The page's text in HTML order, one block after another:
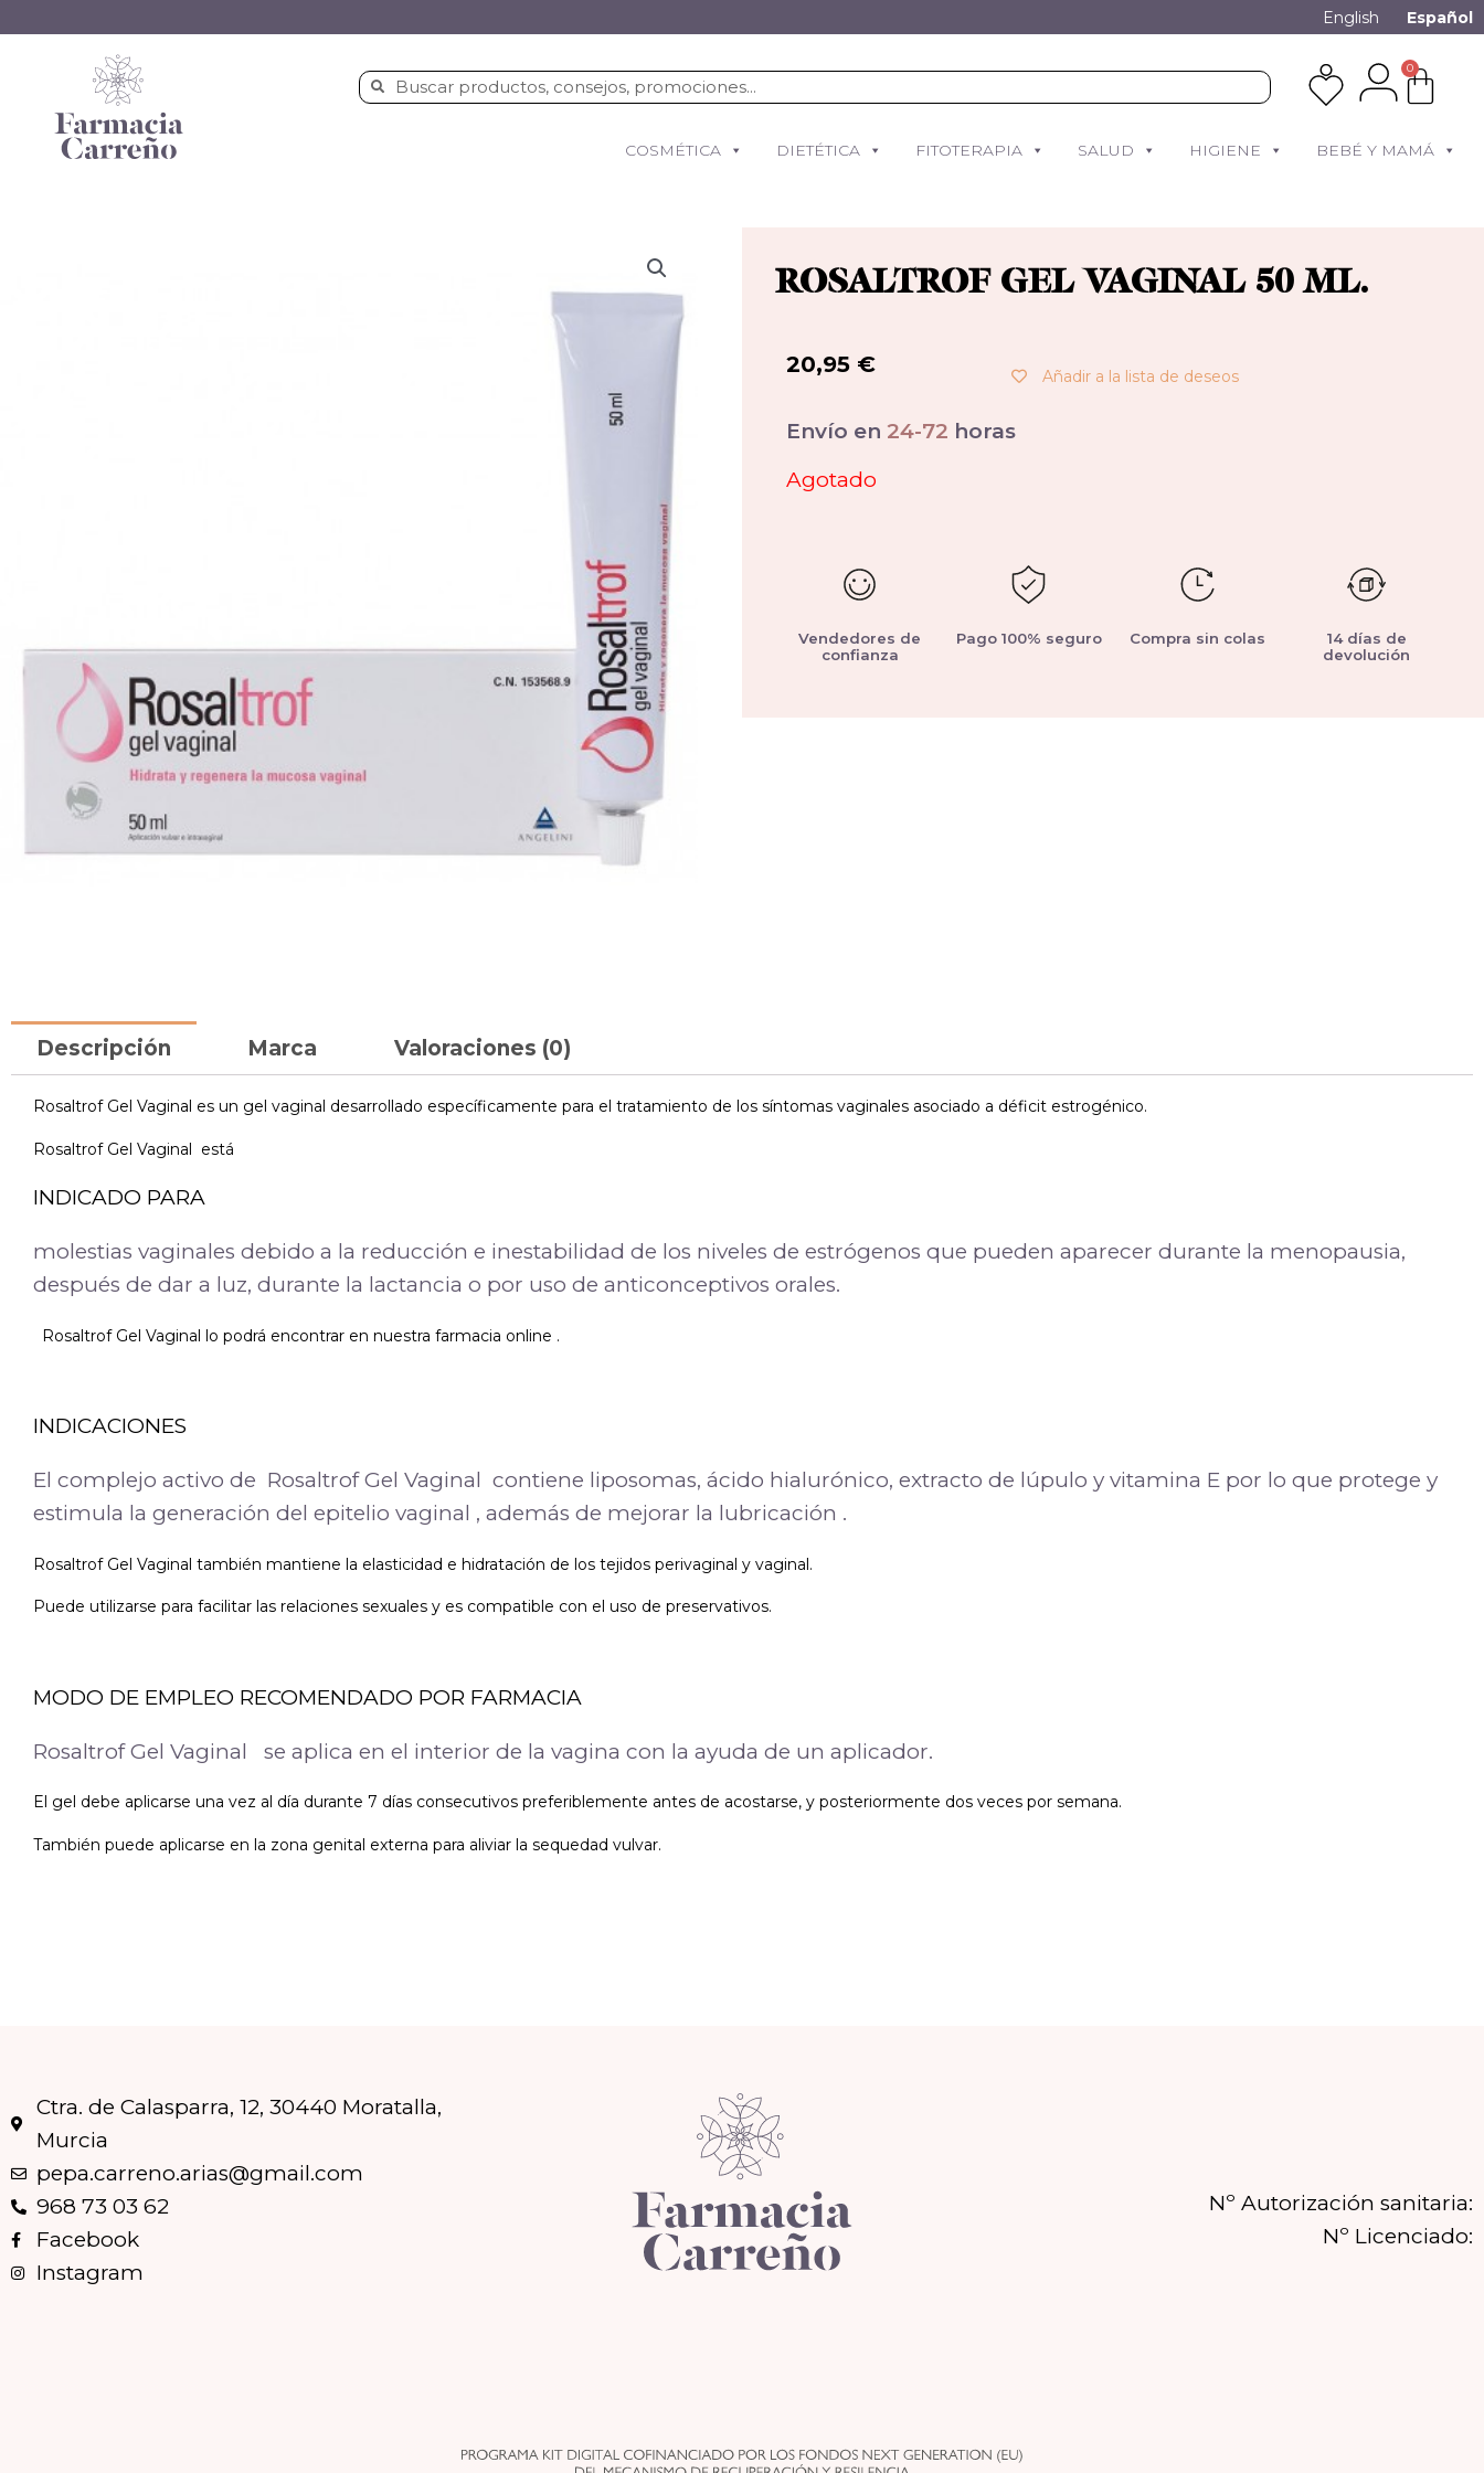
English Español
0
COSMÉTICA DIETÉTICA FITOTERAPIA SALUD HIGIENE BEBÉ Y MAMÁ
ROSALTROF GEL VAGINAL 50 ML.
20,95 € Añadir a la lista de deseos
Envío en 24-72 horas
Agotado
Vendedores de
confianza
Pago 100% seguro Compra sin colas
14 días de
devolución
Descripción Marca Valoraciones (0)
Rosaltrof Gel Vaginal es un gel vaginal desarrollado específicamente para el tratamiento de los síntomas vaginales asociado a déficit estrogénico.
Rosaltrof Gel Vaginal está
INDICADO PARA
molestias vaginales debido a la reducción e inestabilidad de los niveles de estrógenos que pueden aparecer durante la menopausia,
después de dar a luz, durante la lactancia o por uso de anticonceptivos orales.
Rosaltrof Gel Vaginal lo podrá encontrar en nuestra farmacia online .
INDICACIONES
El complejo activo de Rosaltrof Gel Vaginal contiene liposomas, ácido hialurónico, extracto de lúpulo y vitamina E por lo que protege y
estimula la generación del epitelio vaginal , además de mejorar la lubricación .
Rosaltrof Gel Vaginal también mantiene la elasticidad e hidratación de los tejidos perivaginal y vaginal.
Puede utilizarse para facilitar las relaciones sexuales y es compatible con el uso de preservativos.
MODO DE EMPLEO RECOMENDADO POR FARMACIA
Rosaltrof Gel Vaginal se aplica en el interior de la vagina con la ayuda de un aplicador.
El gel debe aplicarse una vez al día durante 7 días consecutivos preferiblemente antes de acostarse, y posteriormente dos veces por semana.
También puede aplicarse en la zona genital externa para aliviar la sequedad vulvar.
Ctra. de Calasparra, 12, 30440 Moratalla,
Murcia
pepa.carreno.arias@gmail.com
968 73 03 62
Facebook
Instagram
Nº Autorización sanitaria:
Nº Licenciado: